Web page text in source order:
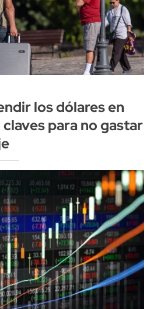
los dólares en
para no gastar